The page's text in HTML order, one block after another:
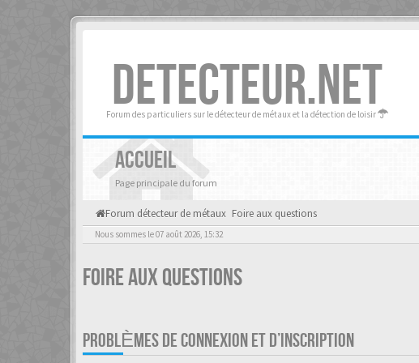
DETECTEUR.NET
Forum des particuliers sur le détecteur de métaux et la détection de loisir
ACCUEIL
Page principale du forum
Forum détecteur de métaux Foire aux questions
Nous sommes le 07 août 2026, 15:32
Foire aux questions
PROBLÈMES DE CONNEXION ET D’INSCRIPTION